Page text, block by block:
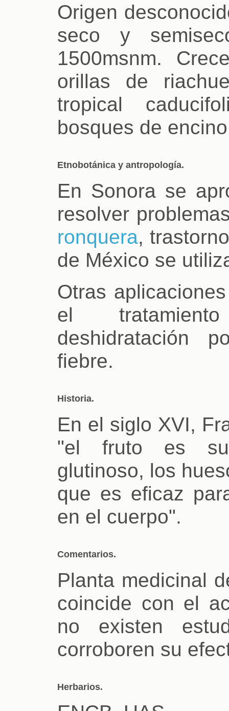
Origen
seco y
1500msnm.
orillas de
tropical
bosques de
Etnobotánica y antropología.
En Sonora se
resolver
ronquera,
de México se
Otras
el
deshidratación
fiebre.
Historia.
En el siglo XVI,
"el fruto es
glutinoso, los
que es eficaz
en el cuerpo".
Comentarios.
Planta medicinal
coincide con el
no existen
corroboren su
Herbarios.